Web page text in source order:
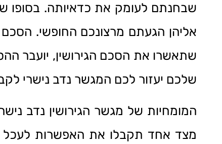
שבחנתם לעומק את כדאיותה. בסופו
אליהן הגעתם מרצונכם החופשי.
שתאשרו את הסכם הגירושין, יועבר
שלכם יעזור לכם המגשר נדב נישרי
המומחיות של מגשר הגירושין נדב
מצד אחד תקבלו את האפשרות לעכל